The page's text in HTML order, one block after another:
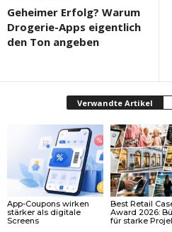
Geheimer Erfolg? Warum
Drogerie-Apps eigentlich
den Ton angeben
Verwandte Artikel
App-Coupons wirken
stärker als digitale
Screens
Best Retail
Award 2026:
für starke